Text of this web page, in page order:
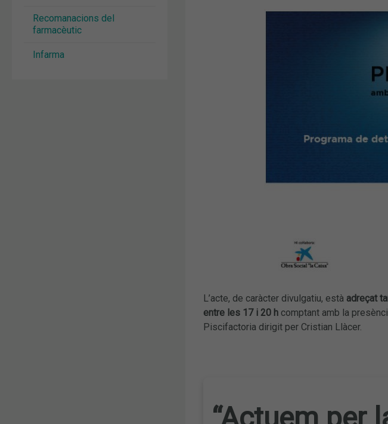
Recomanacions del
farmacèutic
Infarma
L’acte, de caràcter divulgatiu, està adreçat
entre les 17 i 20 hcomptant amb la
Piscifactoria dirigit per Cristian Llàcer.